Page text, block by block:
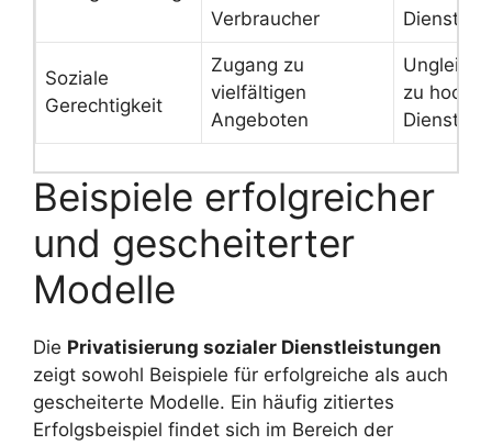
Verbraucher
Soziale
Gerechtigkeit
Zugang zu
vielfältigen
Angeboten
zu
Beispiele erfolgreicher
und gescheiterter
Modelle
Die Privatisierung sozialer Dienstleistungen
zeigt sowohl Beispiele für erfolgreiche als auch
gescheiterte Modelle. Ein häufig zitiertes
Erfolgsbeispiel findet sich im Bereich der